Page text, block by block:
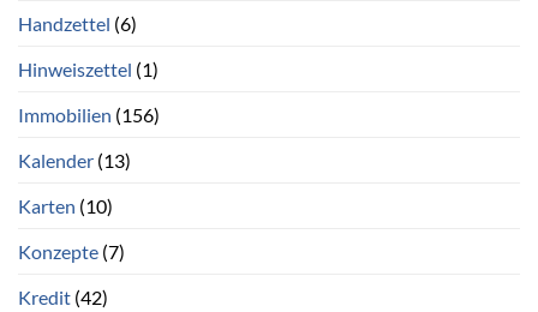
Handzettel (6)
Hinweiszettel (1)
Immobilien (156)
Kalender (13)
Karten (10)
Konzepte (7)
Kredit (42)